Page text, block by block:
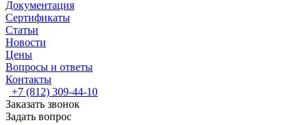
Документация
Сертификаты
Статьи
Новости
Цены
Вопросы и ответы
Контакты
+7 (812) 309-44-10
Заказать звонок
Задать вопрос